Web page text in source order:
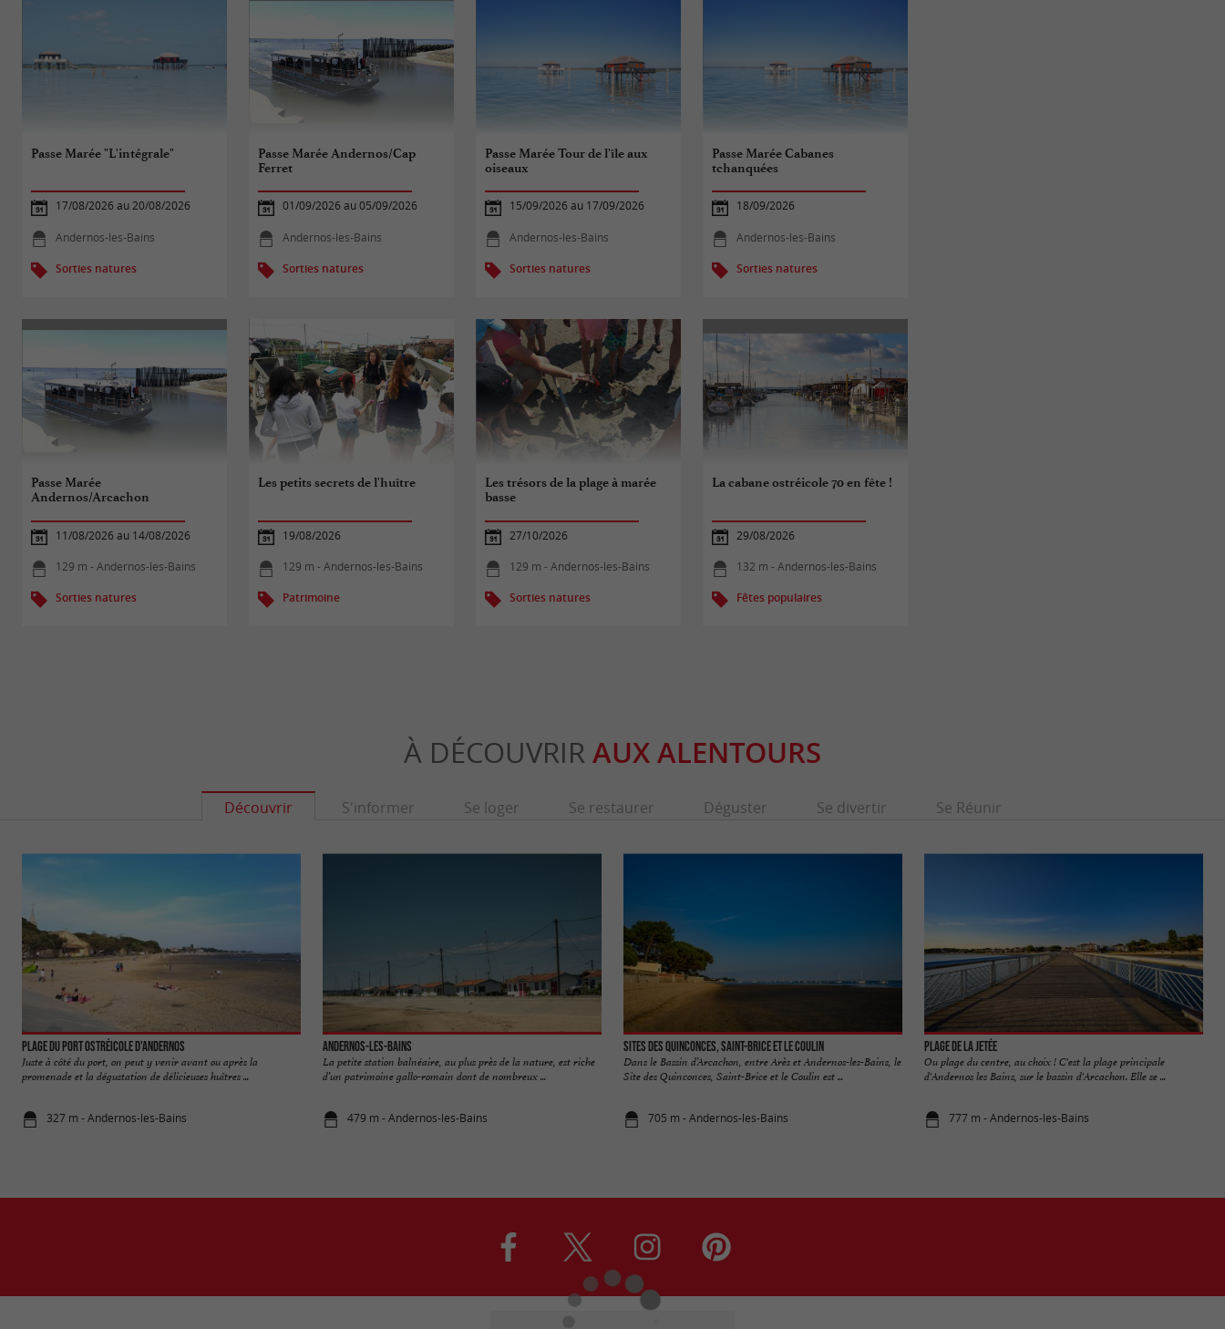
Passe Marée "L'intégrale"
17/08/2026 au 20/08/2026
Andernos-les-Bains
Sorties natures
Passe Marée Andernos/Cap
Ferret
01/09/2026 au 05/09/2026
Andernos-les-Bains
Sorties natures
Passe Marée Tour de l'île aux
oiseaux
15/09/2026 au 17/09/2026
Andernos-les-Bains
Sorties natures
Passe Marée Cabanes
tchanquées
18/09/2026
Andernos-les-Bains
Sorties natures
Passe Marée
Andernos/Arcachon
11/08/2026 au 14/08/2026
129 m - Andernos-les-Bains
Sorties natures
Les petits secrets de l'huître
19/08/2026
129 m - Andernos-les-Bains
Patrimoine
Les trésors de la plage à marée
basse
27/10/2026
129 m - Andernos-les-Bains
Sorties natures
La cabane ostréicole 70 en fête !
29/08/2026
132 m - Andernos-les-Bains
Fêtes populaires
À DÉCOUVRIR AUX ALENTOURS
Découvrir S'informer Se loger Se restaurer Déguster Se divertir Se Réunir
Plage du Port Ostréicole d'Andernos
Juste à côté du port, on peut y venir avant ou après la
promenade et la dégustation de délicieuses huîtres ...
327 m - Andernos-les-Bains
Andernos-les-Bains
La petite station balnéaire, au plus près de la nature, est riche
d’un patrimoine gallo-romain dont de nombreux ...
479 m - Andernos-les-Bains
Sites des Quinconces, Saint-Brice et Le Coulin
Dans le Bassin d’Arcachon, entre Arès et Andernos-les-Bains, le
Site des Quinconces, Saint-Brice et le Coulin est ...
705 m - Andernos-les-Bains
Plage de la Jetée
Ou plage du centre, au choix ! C'est la plage principale
d'Andernos les Bains, sur le bassin d'Arcachon. Elle se ...
777 m - Andernos-les-Bains